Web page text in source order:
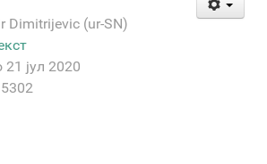
Dimitrijevic (ur-SN)
јул 2020